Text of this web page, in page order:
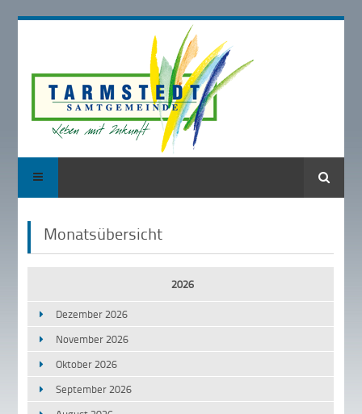
Suche
Monatsübersicht
2026
Dezember 2026
November 2026
Oktober 2026
September 2026